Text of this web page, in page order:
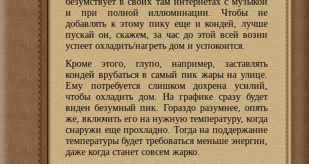
и при полной иллюминации. Чтобы не
добавлять к этому пику еще и кондей, лучше
пускай он, скажем, за час до этой всей возни
успеет охладить/нагреть дом и успокоится.
Кроме этого, глупо, например, заставлять
кондей врубаться в самый пик жары на улице.
Ему потребуется слишком дохрена усилий,
чтобы охладить дом. На графике сразу будет
виден безумный пик. Гораздо разумнее, опять
же, включить его на нужную температуру, когда
снаружи еще прохладно. Тогда на поддержание
температуры будет требоваться меньше энергии,
даже когда станет совсем жарко.